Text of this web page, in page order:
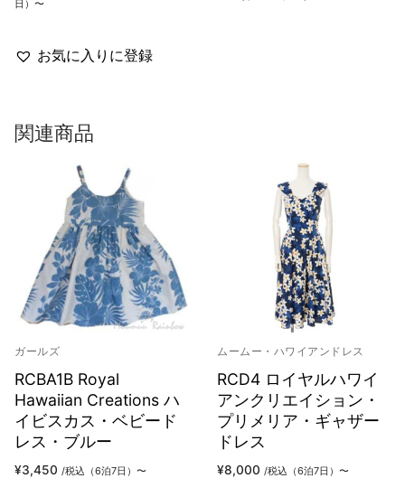
¥6,600
日）〜
お気に入りに登録
関連商品
ガールズ
RCBA1B Royal
Hawaiian Creations ハ
イビスカス・ベビード
レス・ブルー
¥3,450 /税込（6泊7日）〜
ムームー・ハワイアンドレス
RCD4 ロイヤルハワイ
アンクリエイション・
プリメリア・ギャザー
ドレス
¥8,000 /税込（6泊7日）〜